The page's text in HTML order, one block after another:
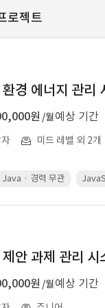
로젝트
경 에너지 관리
원 /월예상 기간
미드 레벨 외 2개
Java · 경력 무관
안 과제 관리 시
원 /월예상 기간